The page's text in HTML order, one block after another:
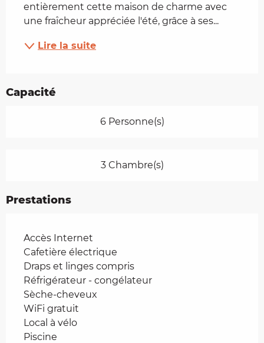
entièrement cette maison de charme avec
une fraîcheur appréciée l'été, grâce à ses...
Lire la suite
Capacité
6 Personne(s)
3 Chambre(s)
Prestations
Accès Internet
Cafetière électrique
Draps et linges compris
Réfrigérateur - congélateur
Sèche-cheveux
WiFi gratuit
Local à vélo
Piscine